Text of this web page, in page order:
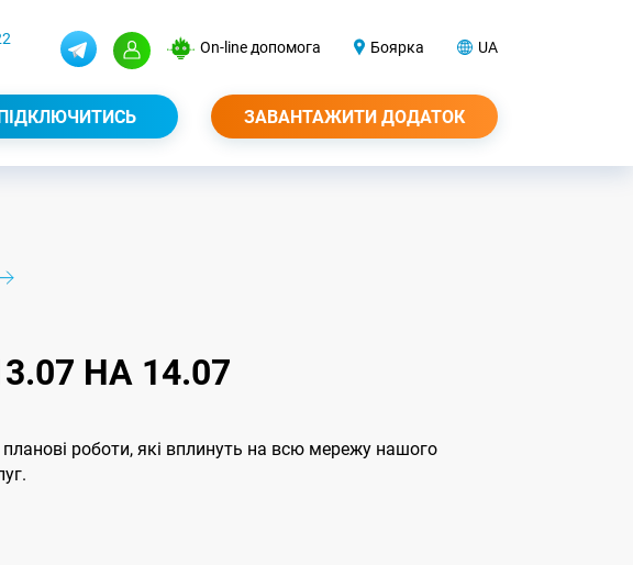
On-line допомога Боярка UA
ЗАВАНТАЖИТИ ДОДАТОК
НА 14.07
роботи, які вплинуть на всю мережу нашого